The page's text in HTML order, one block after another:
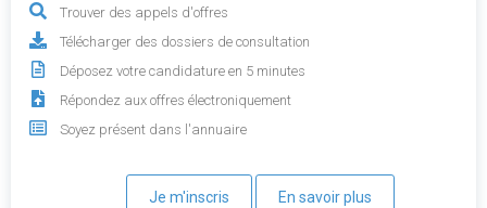
Trouver des appels d'offres
Télécharger des dossiers de consultation
Déposez votre candidature en 5 minutes
Répondez aux offres électroniquement
Soyez présent dans l'annuaire
Je m'inscris En savoir plus